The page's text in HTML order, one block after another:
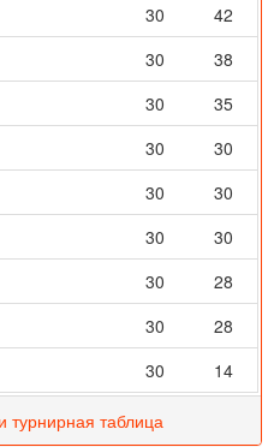
30
42
30
38
30
35
30
30
30
30
30
30
30
28
30
28
30 14
турнирная таблица